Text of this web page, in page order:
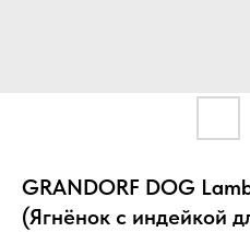
GRANDORF DOG
(Ягнёнок с индейкой